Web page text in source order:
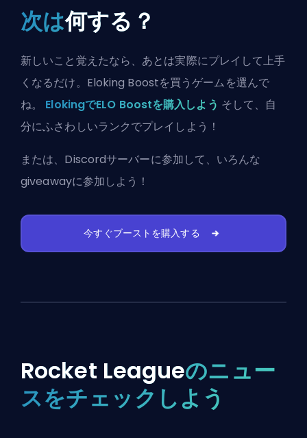
次は何する？
新しいこと覚えたなら、あとは実際にプレイして上手
くなるだけ。Eloking Boostを買うゲームを選んで
ね。 ElokingでELO Boostを購入しよう そして、自
分にふさわしいランクでプレイしよう！
または、 Discordサーバーに参加して、いろんな
giveawayに参加しよう！
今すぐブーストを購入する
Rocket Leagueのニュー
スをチェックしよう